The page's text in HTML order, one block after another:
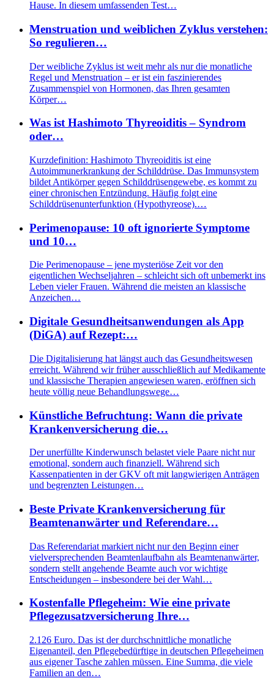
Hause. In diesem umfassenden Test…
Menstruation und weiblichen Zyklus verstehen:
So regulieren…
Der weibliche Zyklus ist weit mehr als nur die monatliche
Regel und Menstruation – er ist ein faszinierendes
Zusammenspiel von Hormonen, das Ihren gesamten
Körper…
Was ist Hashimoto Thyreoiditis – Syndrom
oder…
Kurzdefinition: Hashimoto Thyreoiditis ist eine
Autoimmunerkrankung der Schilddrüse. Das Immunsystem
bildet Antikörper gegen Schilddrüsengewebe, es kommt zu
einer chronischen Entzündung. Häufig folgt eine
Schilddrüsenunterfunktion (Hypothyreose).…
Perimenopause: 10 oft ignorierte Symptome
und 10…
Die Perimenopause – jene mysteriöse Zeit vor den
eigentlichen Wechseljahren – schleicht sich oft unbemerkt ins
Leben vieler Frauen. Während die meisten an klassische
Anzeichen…
Digitale Gesundheitsanwendungen als App
(DiGA) auf Rezept:…
Die Digitalisierung hat längst auch das Gesundheitswesen
erreicht. Während wir früher ausschließlich auf Medikamente
und klassische Therapien angewiesen waren, eröffnen sich
heute völlig neue Behandlungswege…
Künstliche Befruchtung: Wann die private
Krankenversicherung die…
Der unerfüllte Kinderwunsch belastet viele Paare nicht nur
emotional, sondern auch finanziell. Während sich
Kassenpatienten in der GKV oft mit langwierigen Anträgen
und begrenzten Leistungen…
Beste Private Krankenversicherung für
Beamtenanwärter und Referendare…
Das Referendariat markiert nicht nur den Beginn einer
vielversprechenden Beamtenlaufbahn als Beamtenanwärter,
sondern stellt angehende Beamte auch vor wichtige
Entscheidungen – insbesondere bei der Wahl…
Kostenfalle Pflegeheim: Wie eine private
Pflegezusatzversicherung Ihre…
2.126 Euro. Das ist der durchschnittliche monatliche
Eigenanteil, den Pflegebedürftige in deutschen Pflegeheimen
aus eigener Tasche zahlen müssen. Eine Summa, die viele
Familien an den…